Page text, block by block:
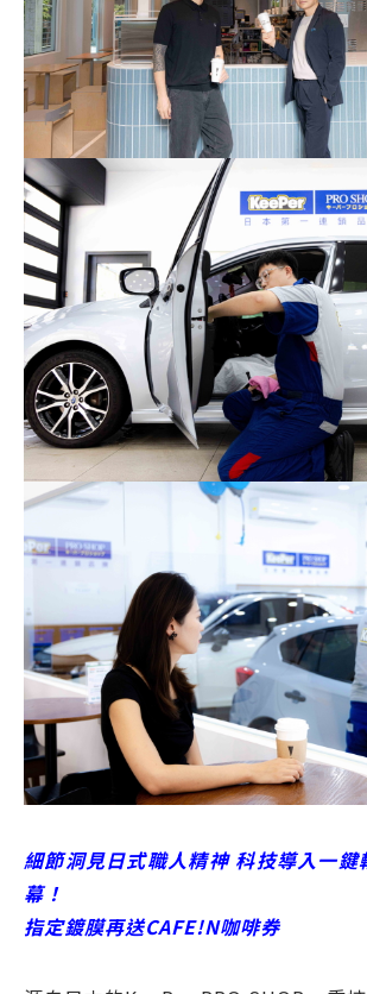
細節洞見日式職人精神 科技導入一鍵
幕！
指定鍍膜再送CAFE!N咖啡券